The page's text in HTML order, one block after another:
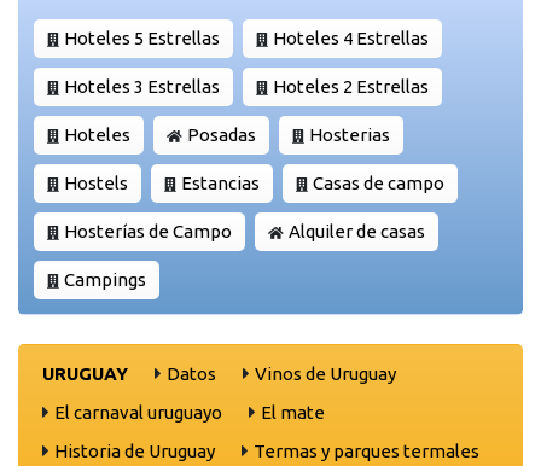
Hoteles 5 Estrellas Hoteles 4 Estrellas
Hoteles 3 Estrellas Hoteles 2 Estrellas
Hoteles Posadas Hosterias
Hostels Estancias Casas de campo
Hosterías de Campo Alquiler de casas
Campings
URUGUAY Datos
Vinos de Uruguay
El carnaval uruguayo
El mate
Historia de Uruguay
Termas y parques termales